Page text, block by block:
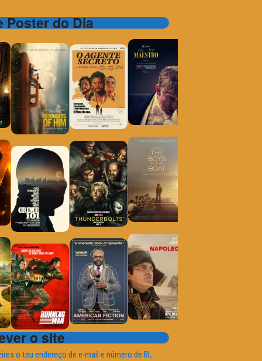
Poster do Dia
o site
o teu endereço de e-mail e número de BI,